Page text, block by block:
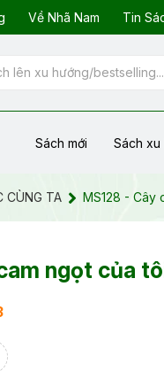
Về Nhã Nam Tin
Sách mới Sách xu
CÙNG TA MS128 - Cây
ngọt của